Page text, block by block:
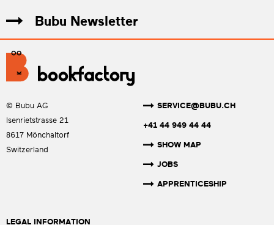
Bubu Newsletter
© Bubu AG
Isenrietstrasse 21
8617 Mönchaltorf
Switzerland
SERVICE@BUBU.CH
+41 44 949 44 44
SHOW MAP
JOBS
APPRENTICESHIP
LEGAL INFORMATION